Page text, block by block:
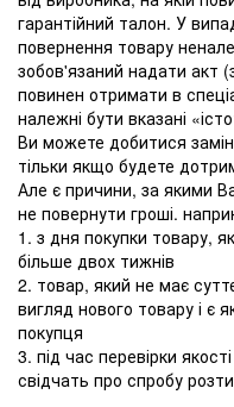
гарантійний талон. У
повернення товару
зобов'язаний надати акт
повинен отримати в
належні бути вказані
Ви можете добитися
тільки якщо будете
Але є причини, за якими
не повернути гроші.
1. з дня покупки товару,
більше двох тижнів
2. товар, який не має
вигляд нового товару і є
покупця
3. під час перевірки
свідчать про спробу